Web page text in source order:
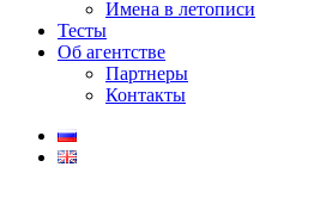
Имена в летописи
Тесты
Об агентстве
Партнеры
Контакты